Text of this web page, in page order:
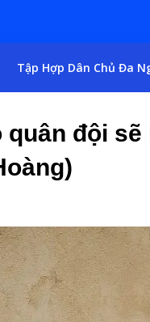
Tập Hợp Dân Chủ Đa
quân đội